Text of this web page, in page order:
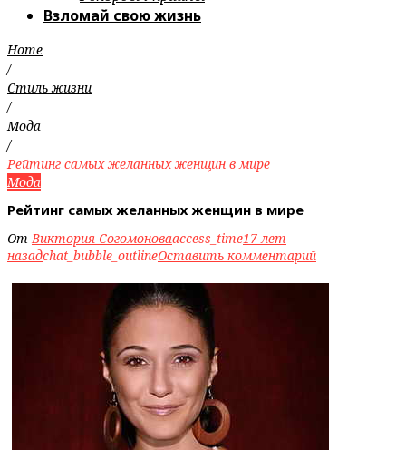
Взломай свою жизнь
Home
/
Стиль жизни
/
Мода
/
Рейтинг самых желанных женщин в мире
Мода
Рейтинг самых желанных женщин в мире
ОтВиктория Согомоноваaccess_time17 лет
назадchat_bubble_outlineОставить комментарий